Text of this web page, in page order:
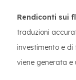
Rendiconti sui
traduzioni
investimento e
viene generata e